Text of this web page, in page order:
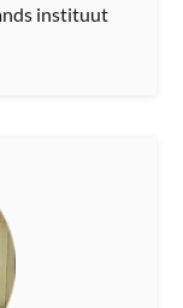
instituut